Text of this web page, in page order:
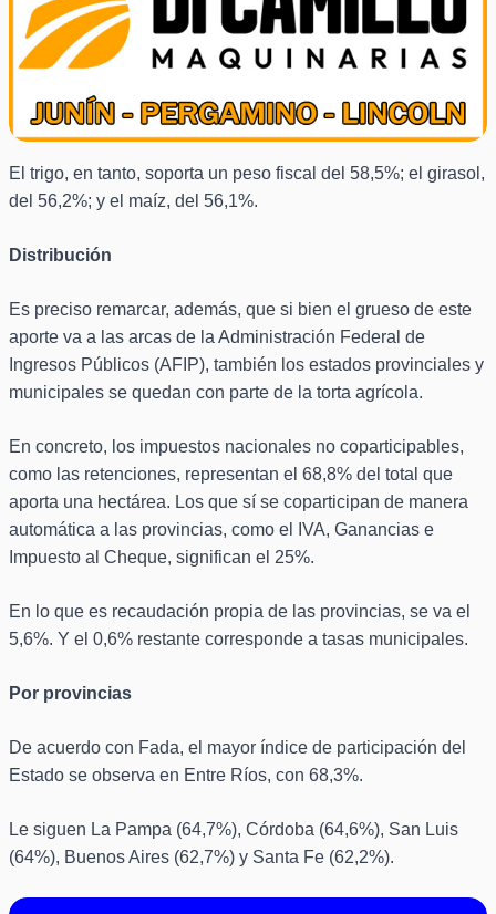
El trigo, en tanto, soporta un peso fiscal del 58,5%; el girasol,
del 56,2%; y el maíz, del 56,1%.
Distribución
Es preciso remarcar, además, que si bien el grueso de este
aporte va a las arcas de la Administración Federal de
Ingresos Públicos (AFIP), también los estados provinciales y
municipales se quedan con parte de la torta agrícola.
En concreto, los impuestos nacionales no coparticipables,
como las retenciones, representan el 68,8% del total que
aporta una hectárea. Los que sí se coparticipan de manera
automática a las provincias, como el IVA, Ganancias e
Impuesto al Cheque, significan el 25%.
En lo que es recaudación propia de las provincias, se va el
5,6%. Y el 0,6% restante corresponde a tasas municipales.
Por provincias
De acuerdo con Fada, el mayor índice de participación del
Estado se observa en Entre Ríos, con 68,3%.
Le siguen La Pampa (64,7%), Córdoba (64,6%), San Luis
(64%), Buenos Aires (62,7%) y Santa Fe (62,2%).